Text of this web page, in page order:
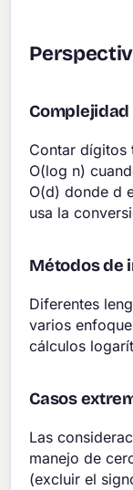
Contar dígitos
O(log n)
O(d) donde d
usa la
Métodos de
Diferentes
varios
cálculos
Casos
Las
manejo de
(excluir el